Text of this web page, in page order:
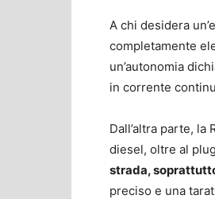
A chi desidera
completamente
un’autonomia
in corrente
Dall’altra parte,
diesel, oltre al
strada,
preciso e una